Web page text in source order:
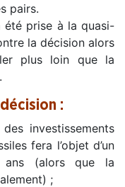
pairs.
été prise à la quasi-
la décision alors
plus loin que la
:
investissements
fera l’objet d’un
ans (alors que la
;